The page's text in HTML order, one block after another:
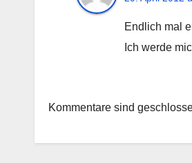
Endlich mal
Ich werde
Kommentare sind